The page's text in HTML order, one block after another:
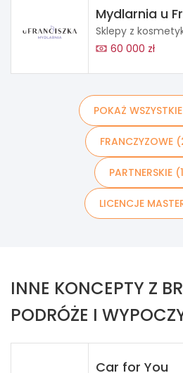
Mydlarnia u
Sklepy z
60 000 zł
POKAŻ
FRANCZYZOWE
PARTNERSKIE
LICENCJE
INNE KONCEPTY Z
PODRÓŻE I
Car for You